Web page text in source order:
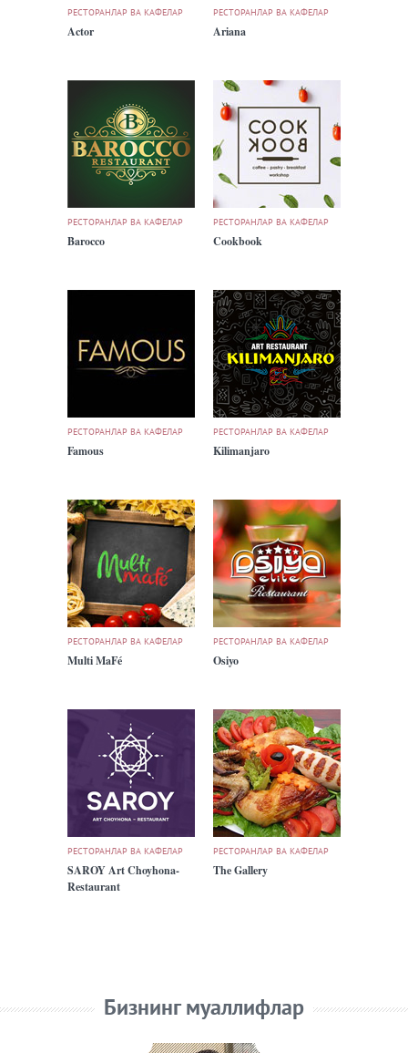
РЕСТОРАНЛАР ВА КАФЕЛАР
Actor
РЕСТОРАНЛАР ВА КАФЕЛАР
Ariana
РЕСТОРАНЛАР ВА КАФЕЛАР
Barocco
РЕСТОРАНЛАР ВА КАФЕЛАР
Cookbook
РЕСТОРАНЛАР ВА КАФЕЛАР
Famous
РЕСТОРАНЛАР ВА КАФЕЛАР
Kilimanjaro
РЕСТОРАНЛАР ВА КАФЕЛАР
Multi MaFé
РЕСТОРАНЛАР ВА КАФЕЛАР
Osiyo
РЕСТОРАНЛАР ВА КАФЕЛАР
SAROY Art Choyhona-
Restaurant
РЕСТОРАНЛАР ВА КАФЕЛАР
The Gallery
Бизнинг муаллифлар